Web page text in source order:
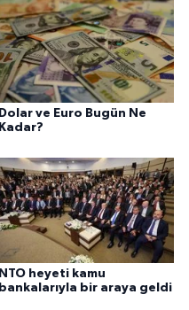
Dolar ve Euro Bugün Ne
Kadar?
NTO heyeti kamu
bankalarıyla bir araya geldi